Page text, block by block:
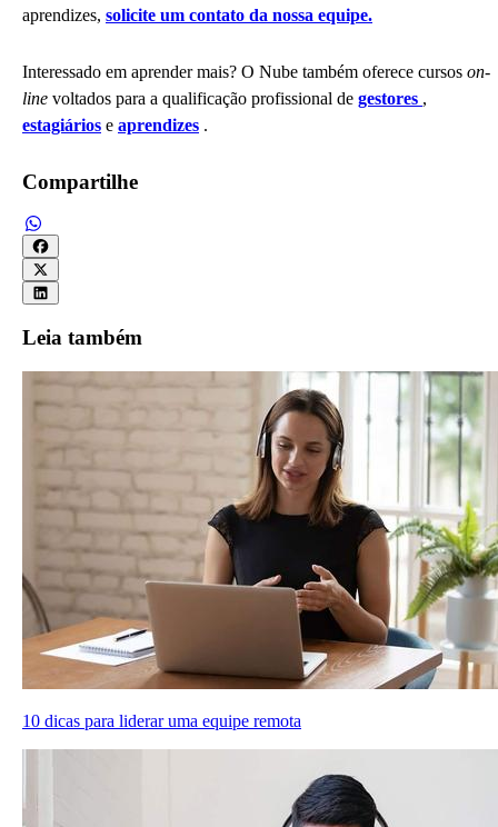
aprendizes, solicite um contato da nossa equipe.
Interessado em aprender mais? O Nube também oferece cursos on-
line voltados para a qualificação profissional de gestores ,
estagiários e aprendizes .
Compartilhe
Leia também
10 dicas para liderar uma equipe remota